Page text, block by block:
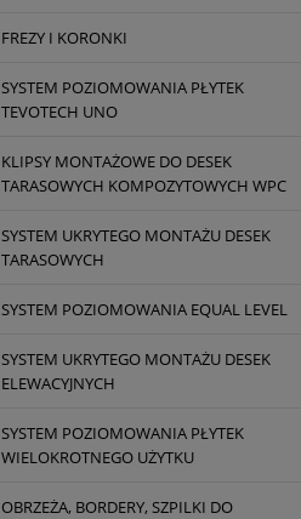
FREZY I KORONKI
SYSTEM POZIOMOWANIA PŁYTEK
TEVOTECH UNO
KLIPSY MONTAŻOWE DO DESEK
TARASOWYCH KOMPOZYTOWYCH WPC
SYSTEM UKRYTEGO MONTAŻU DESEK
TARASOWYCH
SYSTEM POZIOMOWANIA EQUAL LEVEL
SYSTEM UKRYTEGO MONTAŻU DESEK
ELEWACYJNYCH
SYSTEM POZIOMOWANIA PŁYTEK
WIELOKROTNEGO UŻYTKU
OBRZEŻA, BORDERY, SZPILKI DO